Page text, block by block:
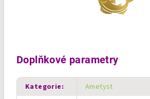
Doplňkové parametry
Kategorie: Ametyst